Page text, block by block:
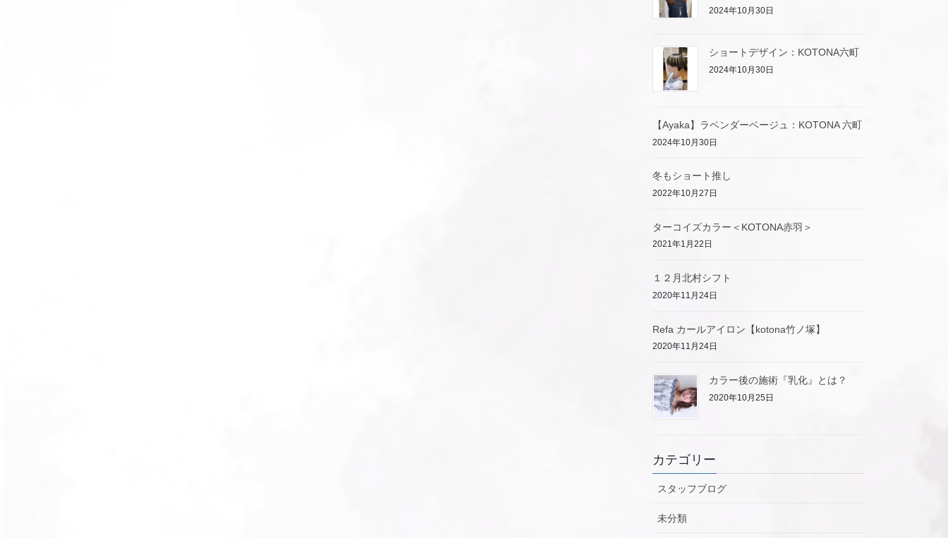
2024年10月30日
ショートデザイン：KOTONA六町
2024年10月30日
【Ayaka】ラベンダーベージュ：KOTONA 六町
2024年10月30日
冬もショート推し
2022年10月27日
ターコイズカラー＜KOTONA赤羽＞
2021年1月22日
１２月北村シフト
2020年11月24日
Refa カールアイロン【kotona竹ノ塚】
2020年11月24日
カラー後の施術『乳化』とは？
2020年10月25日
カテゴリー
スタッフブログ
未分類